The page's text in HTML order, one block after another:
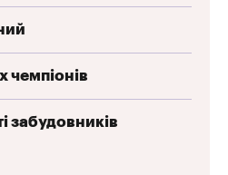
чемпіонів
забудовників